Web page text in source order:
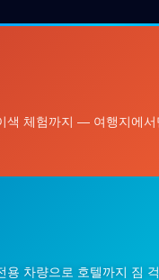
체험까지 — 여행지에서
차량으로 호텔까지 짐